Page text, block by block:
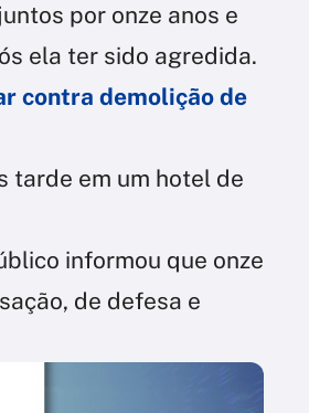
por onze anos e
ela ter sido agredida.
contra demolição de
tarde em um hotel de
informou que onze
de defesa e